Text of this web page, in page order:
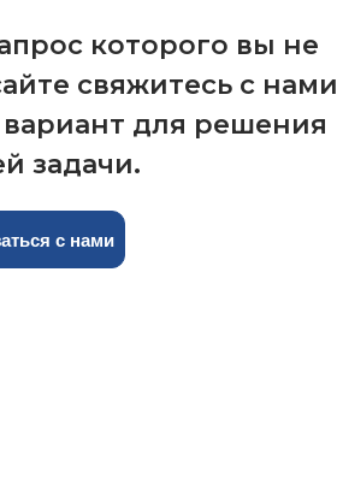
которого вы не
свяжитесь с нами
для решения
задачи.
с нами